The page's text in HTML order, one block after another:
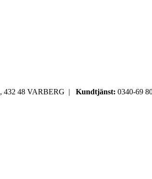
432 48 VARBERG | Kundtjänst: 0340-69